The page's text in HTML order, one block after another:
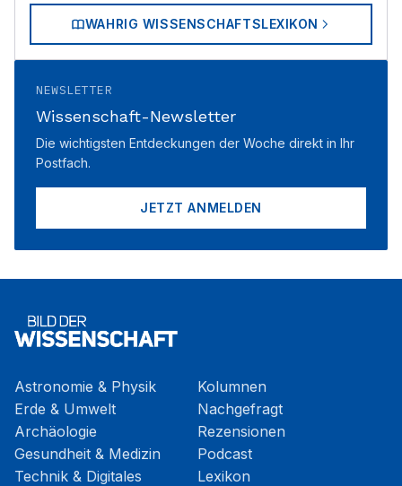
WAHRIG WISSENSCHAFTSLEXIKON
NEWSLETTER
Wissenschaft-Newsletter
Die wichtigsten Entdeckungen der Woche direkt in Ihr
Postfach.
JETZT ANMELDEN
Astronomie & Physik
Erde & Umwelt
Archäologie
Gesundheit & Medizin
Technik & Digitales
Kolumnen
Nachgefragt
Rezensionen
Podcast
Lexikon